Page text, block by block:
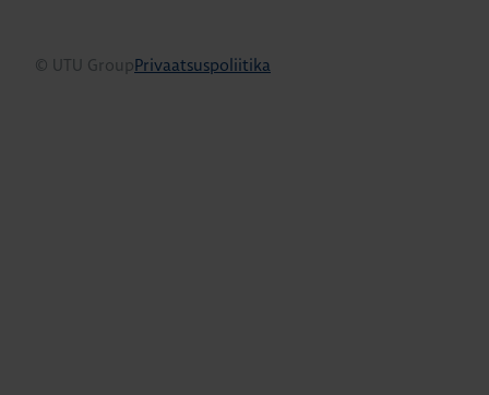
© UTU GroupPrivaatsuspoliitika